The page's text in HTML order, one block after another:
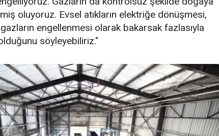
oluyoruz. Evsel atıkların elektriğe dönüşmesi,
engellenmesi olarak bakarsak fazlasıyla
söyleyebiliriz."